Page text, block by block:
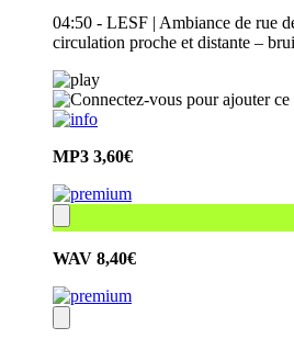
04:50 - LESF | Ambiance de rue
circulation proche et distante –
MP3 3,60€
WAV 8,40€